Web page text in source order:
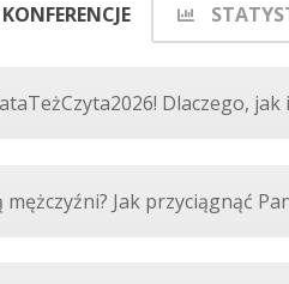
Dlaczego, jak
Jak przyciągnąć